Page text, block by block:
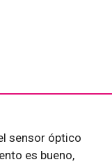
sensor óptico
es bueno,